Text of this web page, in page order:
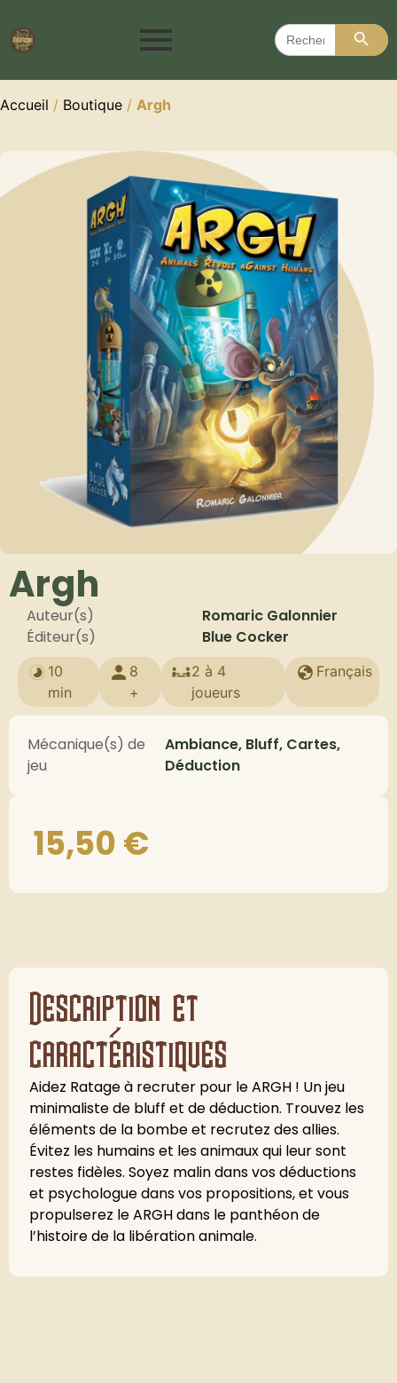
Search
for:
Search
Accueil / Boutique / Argh
Argh
Auteur(s)
Romaric Galonnier
Éditeur(s)
Blue Cocker
10
min
8
+
2 à 4
joueurs
Français
Mécanique(s) de
jeu
Ambiance, Bluff, Cartes,
Déduction
15,50€
Description et
caractéristiques
Aidez Ratage à recruter pour le ARGH ! Un jeu
minimaliste de bluff et de déduction. Trouvez les
éléments de la bombe et recrutez des allies.
Évitez les humains et les animaux qui leur sont
restes fidèles. Soyez malin dans vos déductions
et psychologue dans vos propositions, et vous
propulserez le ARGH dans le panthéon de
l’histoire de la libération animale.